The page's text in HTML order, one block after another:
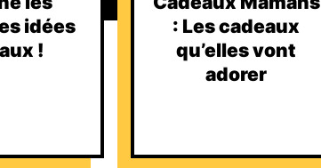
idées
!
: Les cadeaux
qu’elles vont
adorer